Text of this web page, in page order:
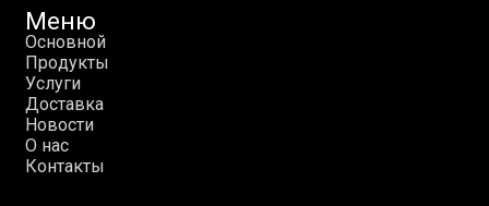
Меню
Основной
Продукты
Услуги
Доставка
Новости
О нас
Контакты